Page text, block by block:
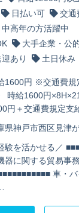
日払い可
交通
中高年の方活躍中
大手企業・公
迎あり 土日休み
1600円 ※交通費規
時給1600円
円＋交通費規定支
県神戸市西区見津
験を活かせる／
器に関する貿易事務
車・